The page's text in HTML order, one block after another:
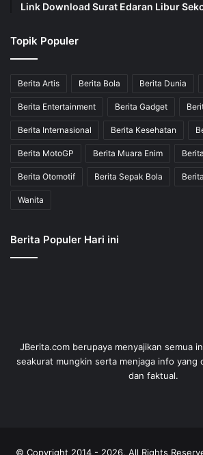
Link Download Surat Edaran Libur
Topik Populer
Berita Artis Berita Bola Berita Dunia
Berita Entertainment Berita Gadget
Berita Internasional Berita Kesehatan
Berita MotoGP Berita Muara Enim
Berita Otomotif Berita Sepak Bola
Wanita
Berita Populer Hari ini
JBerita.com berupaya menyajikan semua
seakurat mungkin serta menjaga info yang
dan faktual.
© Copyright 2014 - 2026, All Rights